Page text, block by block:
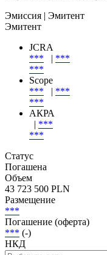
Эмиссия | Эмитент
Эмитент
JCRA
***
| ***
***
Scope
***
| ***
***
АКРА
| ***
***
Статус
Погашена
Объем
43 723 500 PLN
Размещение
***
Погашение (оферта)
*** (-)
НКД